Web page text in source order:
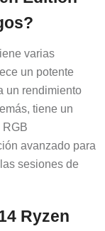
varias
un potente
un rendimiento
tiene un
avanzado para
sesiones de
Ryzen